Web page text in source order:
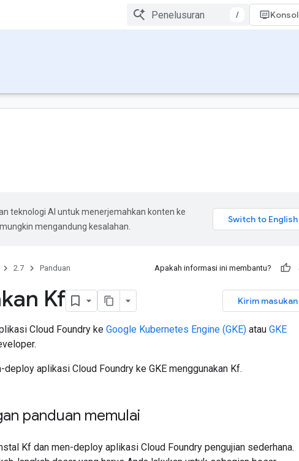
/ Konsol
teknologi AI untuk menerjemahkan konten ke
mengandung kesalahan.
2.7 Panduan Apakah informasi ini membantu?
Kirim masukan
Kf
Cloud Foundry ke Google Kubernetes Engine (GKE) atau GKE
aplikasi Cloud Foundry ke GKE menggunakan Kf.
panduan memulai
Kf dan men-deploy aplikasi Cloud Foundry pengujian sederhana.